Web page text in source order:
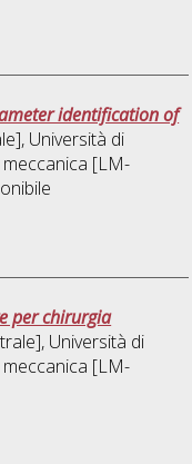
identification of
Università di
[LM-
per chirurgia
Università di
[LM-